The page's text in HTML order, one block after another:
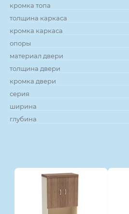
кромка топа
толщина каркаса
кромка каркаса
опоры
материал двери
толщина двери
кромка двери
серия
ширина
глубина